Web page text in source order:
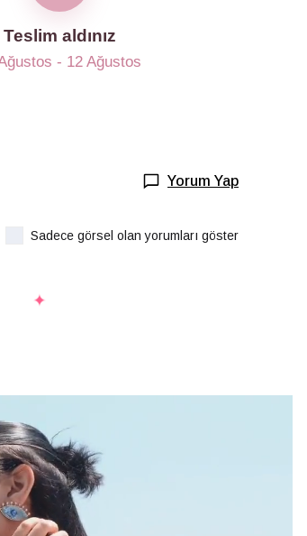
Teslim aldınız
- 12 Ağustos
Yorum Yap
Sadece görsel olan yorumları göster